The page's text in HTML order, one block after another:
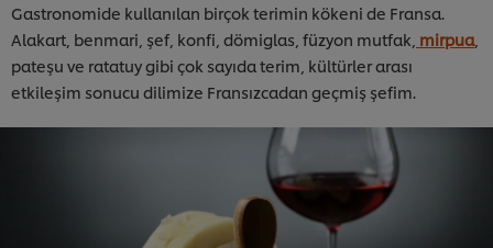
Gastronomide kullanılan birçok terimin kökeni de Fransa.
Alakart, benmari, şef, konfi, dömiglas, füzyon mutfak, mirpua
pateşu ve ratatuy gibi çok sayıda terim, kültürler arası
etkileşim sonucu dilimize Fransızcadan geçmiş şefim.